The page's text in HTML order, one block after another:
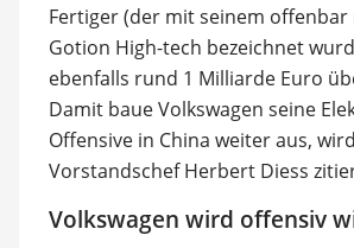
Fertiger (der mit seinem offenbar
Gotion High-tech bezeichnet
ebenfalls rund 1 Milliarde Euro
Damit baue Volkswagen seine
Offensive in China weiter aus,
Vorstandschef Herbert Diess
Volkswagen wird offensiv